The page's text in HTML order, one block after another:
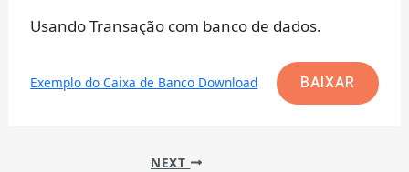
Usando Transação com banco de dados.
Exemplo do Caixa de Banco Download BAIXAR
NEXT